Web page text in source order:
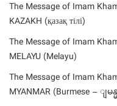
– The Message of Imam
KAZAKH (қазақ тілі)
– The Message of Imam
MELAYU (Melayu)
– The Message of Imam
MYANMAR (Burmese – ျ